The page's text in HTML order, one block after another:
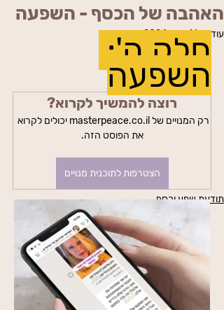
האהבה של הכסף - השפעה
עודכן:16 ביולי 2024
חלק ה':
השפעה
רוצה להמשיך לקרוא?
רק המנויים של masterpeace.co.il יכולים לקרוא
את הפוסט הזה.
הצטרפות לתוכנית מנויים
תודעת שפע וכסף